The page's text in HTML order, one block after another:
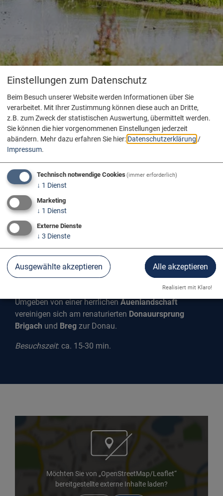
DER DONAUURSPRUNG
Umgeben von einer herrlichenAuenlandschaft
vereinigen sich am renaturierten Donauursprung
Brigach und Breg zur Donau.
Besuchszeit: ca. 15-30 min.
Möchten Sie von „OpenStreetMap/Leaflet“
bereitgestellte externe Inhalte laden?
Einstellungen zum Datenschutz
Beim Besuch unserer Website werden Informationen über Sie
verarbeitet. Mit Ihrer Zustimmung können diese auch an Dritte,
z.B. zum Zweck der statistischen Auswertung, übermittelt werden.
Sie können die hier vorgenommenen Einstellungen jederzeit
abändern. Mehr dazu erfahren Sie hier: Datenschutzerklärung /
Impressum.
Technisch notwendige Cookies(immer erforderlich)
↓ 1 Dienst
Marketing
↓ 1 Dienst
Externe Dienste
↓ 3 Dienste
Ausgewählte akzeptieren Alle akzeptieren
Realisiert mit Klaro!